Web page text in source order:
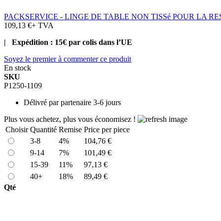
PACKSERVICE - LINGE DE TABLE NON TISSé POUR LA
109,13 €+ TVA
| Expédition : 15€ par colis dans l’UE
Soyez le premier à commenter ce produit
En stock
SKU
P1250-1109
Délivré par partenaire 3-6 jours
Plus vous achetez, plus vous économisez !
Choisir Quantité Remise Price per piece
3-8
4%
104,76 €
9-14
7%
101,49 €
15-39
11%
97,13 €
40+
18%
89,49 €
Qté